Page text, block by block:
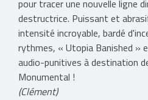
pour tracer une nouvelle ligne
destructrice. Puissant et
intensité incroyable, bardé
rythmes, « Utopia Banished »
audio-punitives à destination
Monumental !
(Clément)